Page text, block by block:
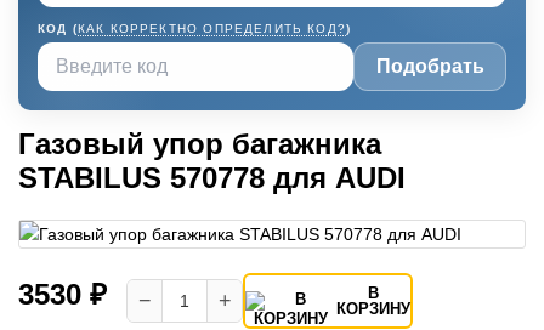
КОД (КАК КОРРЕКТНО ОПРЕДЕЛИТЬ КОД?)
Подобрать
Газовый упор багажника
STABILUS 570778 для AUDI
3530 ₽ − +
В
КОРЗИНУ